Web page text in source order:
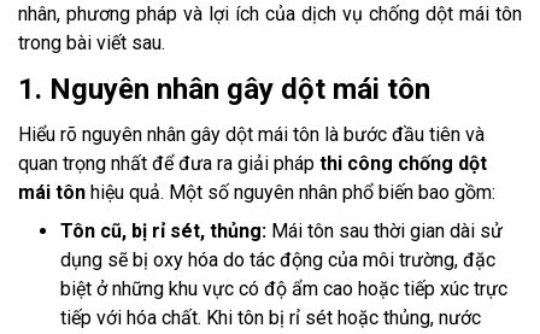
nhân, phương pháp và lợi ích của dịch vụ chống dột mái tôn
trong bài viết sau.
1. Nguyên nhân gây dột mái tôn
Hiểu rõ nguyên nhân gây dột mái tôn là bước đầu tiên và
quan trọng nhất để đưa ra giải pháp thi công chống dột
mái tôn hiệu quả. Một số nguyên nhân phổ biến bao gồm:
Tôn cũ, bị rỉ sét, thủng: Mái tôn sau thời gian dài sử
dụng sẽ bị oxy hóa do tác động của môi trường, đặc
biệt ở những khu vực có độ ẩm cao hoặc tiếp xúc trực
tiếp với hóa chất. Khi tôn bị rỉ sét hoặc thủng, nước